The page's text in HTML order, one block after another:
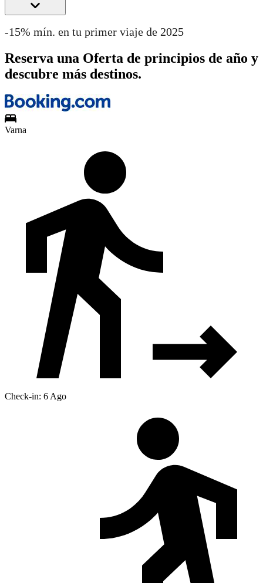
-15% mín. en tu primer viaje de 2025
Reserva una Oferta de principios de año y
descubre más destinos.
Varna
Check-in: 6 Ago